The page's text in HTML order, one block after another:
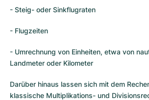
- Steig- oder Sinkflugraten
- Flugzeiten
- Umrechnung von Einheiten, etwa von
Landmeter oder Kilometer
Darüber hinaus lassen sich mit dem
klassische Multiplikations- und